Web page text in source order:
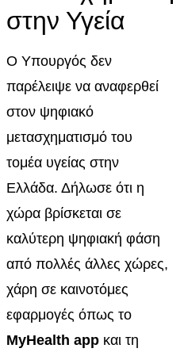
στην Υγεία
Ο Υπουργός δεν
παρέλειψε να αναφερθεί
στον ψηφιακό
μετασχηματισμό του
τομέα υγείας στην
Ελλάδα. Δήλωσε ότι η
χώρα βρίσκεται σε
καλύτερη ψηφιακή φάση
από πολλές άλλες χώρες,
χάρη σε καινοτόμες
εφαρμογές όπως το
MyHealth app και τη